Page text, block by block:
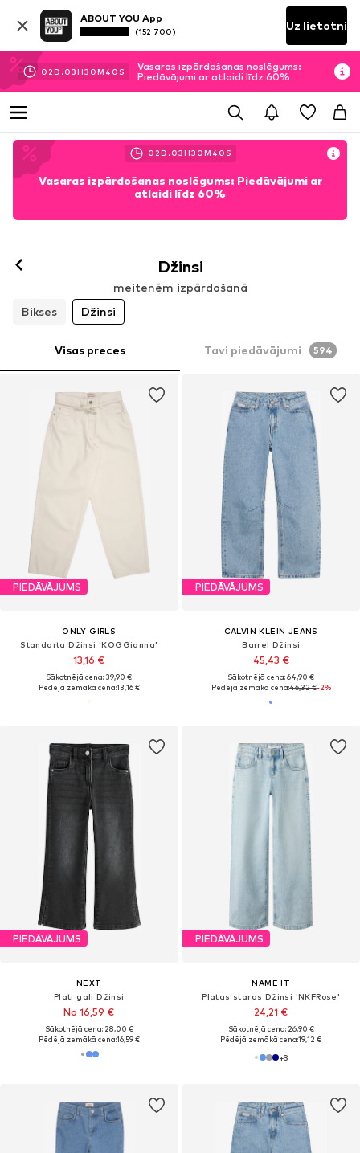
ABOUT YOU App
(152 700) Uz lietotni
02D.03H30M 39 S
Vasaras izpārdošanas noslēgums:
Piedāvājumi ar atlaidi līdz 60%
02D.03H30M 39 S
Vasaras izpārdošanas noslēgums: Piedāvājumi ar
atlaidi līdz 60%
Džinsi
meitenēm izpārdošanā
Bikses
Džinsi
Visas preces Tavi piedāvājumi 594
PIEDĀVĀJUMS
ONLY GIRLS
Standarta Džinsi 'KOGGianna'
13,16 €
Sākotnējā cena: 39,90 €
Pēdējā zemākā cena:13,16 €
PIEDĀVĀJUMS
CALVIN KLEIN JEANS
Barrel Džinsi
45,43 €
Sākotnējā cena: 64,90 €
Pēdējā zemākā cena:46,32 €-2%
PIEDĀVĀJUMS
NEXT
Plati gali Džinsi
No 16,59 €
Sākotnējā cena: 28,00 €
Pēdējā zemākā cena:16,59 €
PIEDĀVĀJUMS
NAME IT
Platas staras Džinsi 'NKFRose'
24,21 €
Sākotnējā cena: 26,90 €
Pēdējā zemākā cena:19,12 €
+3